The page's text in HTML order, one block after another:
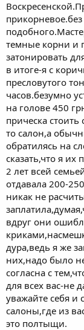
темные корни и
затонировать
в итоге-я с
пресловутого
часов.безумно
на голове 450
прическа
то салон,а
обратилясь на
сказать,что я
2 лет всей
отдавала 200-
никак не
вдруг они
дура,ведь я же
них,надо было
согласна с
для всех вас-не
уважайте себя и
салоны,где из
это полтыщи.